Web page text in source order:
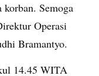
korban. Semoga
Operasi
Bramantyo.
14.45 WITA